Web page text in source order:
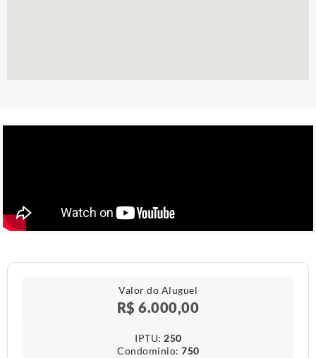
Valor do Aluguel
R$ 6.000,00
IPTU​: 250
Condomínio​: 750